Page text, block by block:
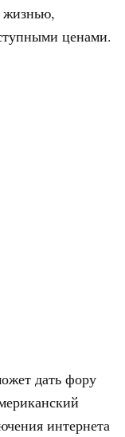
жизнью,
ценами.
дать фору
интернета